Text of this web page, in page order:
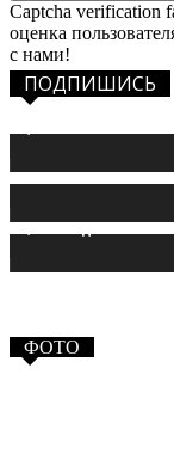
Captcha verification
оценка
с нами!
ПОДПИШИСЬ
ФОТО